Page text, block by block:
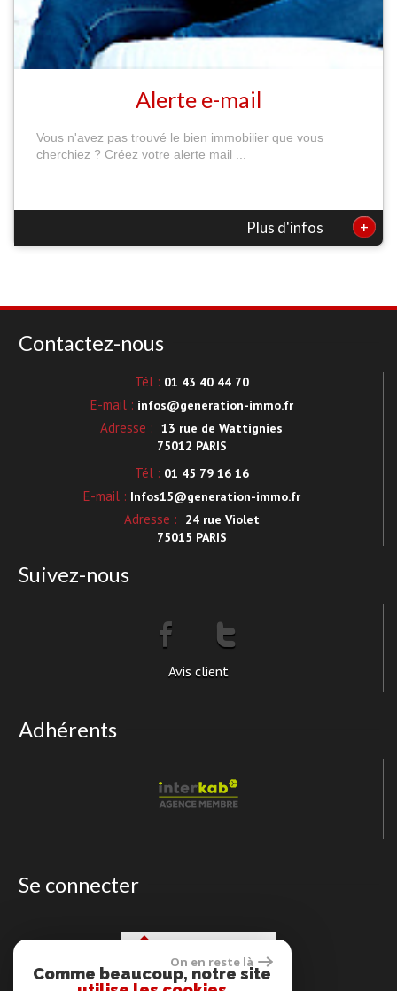
Alerte e-mail
Vous n'avez pas trouvé le bien immobilier que vous
cherchiez ? Créez votre alerte mail ...
Plus d'infos +
Contactez-nous
Tél : 01 43 40 44 70
E-mail : infos@generation-immo.fr
Adresse : 13 rue de Wattignies
75012 PARIS
Tél : 01 45 79 16 16
E-mail : Infos15@generation-immo.fr
Adresse :
24 rue Violet
75015 PARIS
Suivez-nous
Avis client
Adhérents
Se connecter
On en reste là
Comme beaucoup, notre site